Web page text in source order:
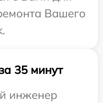
Вашего
35 минут
инженер